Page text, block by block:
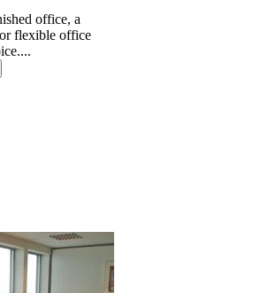
office, a
flexible office